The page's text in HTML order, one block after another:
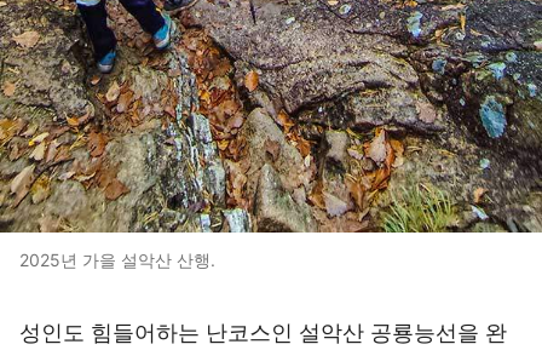
2025년 가을 설악산 산행.
성인도 힘들어하는 난코스인 설악산 공룡능선을 완